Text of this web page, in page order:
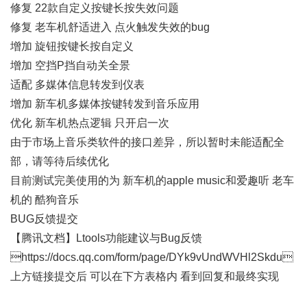
修复 22款自定义按键长按失效问题
修复 老车机舒适进入 点火触发失效的bug
增加 旋钮按键长按自定义
增加 空挡P挡自动关全景
适配 多媒体信息转发到仪表
增加 新车机多媒体按键转发到音乐应用
优化 新车机热点逻辑 只开启一次
由于市场上音乐类软件的接口差异，所以暂时未能适配全
部，请等待后续优化
目前测试完美使用的为 新车机的apple music和爱趣听 老车
机的 酷狗音乐
BUG反馈提交
【腾讯文档】Ltools功能建议与Bug反馈
https://docs.qq.com/form/page/DYk9vUndWVHl2Skdu
上方链接提交后 可以在下方表格内 看到回复和最终实现